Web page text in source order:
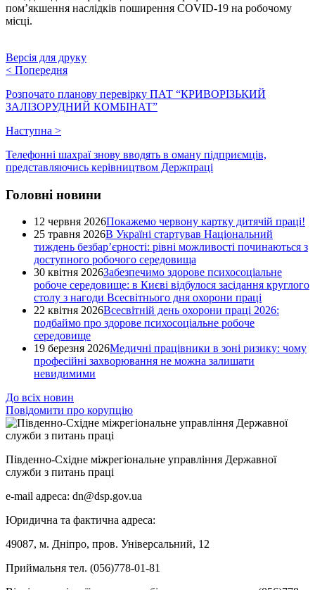
пом’якшення наслідків поширення СОVID-19 на робочому
місці.
Версія для друку
< Попередня
Розпочато планову перевірку ПАТ “КРИВОРІЗЬКИЙ
ЗАЛІЗОРУДНИЙ КОМБІНАТ”
Наступна >
Телефонні шахраї знову вводять в оману підприємців,
представляючись керівництвом Держпраці
Головні новини
12 червня 2026Покажемо червону картку дитячій праці!
25 травня 2026В Україні стартував Національний
тиждень безбар’єрності: рівні можливості починаються з
доступного робочого середовища
30 квітня 2026Забезпечимо здорове психосоціальне
робоче середовище: в Києві відбулося засідання круглого
столу з нагоди Всесвітнього дня охорони праці
22 квітня 2026Всесвітній день охорони праці 2026:
подбаймо про здорове психосоціальне робоче
середовище
19 березня 2026Медичні працівники в зоні ризику: чому
професійні захворювання не можна залишати
невидимими
До всіх новин
Повідомити про корупцію
Південно-Східне міжрегіональне управління Державної
служби з питань праці
e-mail адреса: dn@dsp.gov.ua
Юридична та фактична адреса:
49087, м. Дніпро, пров. Універсальний, 12
Приймальня тел. (056)778-01-81